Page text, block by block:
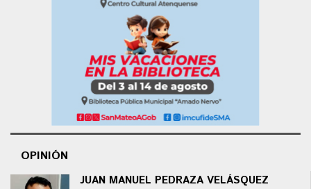
OPINIÓN
JUAN MANUEL PEDRAZA VELÁSQUEZ